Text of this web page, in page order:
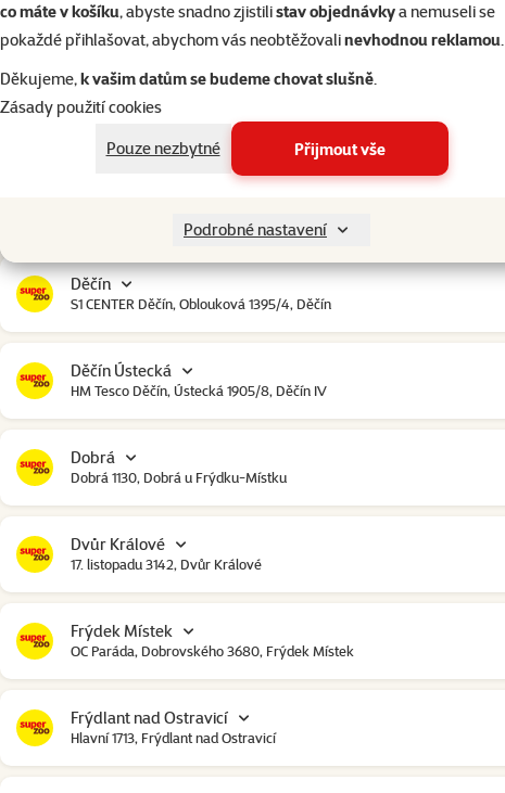
co máte v košíku, abyste snadno zjistilistav objednávkya nemuseli se
pokaždé přihlašovat, abychom vás neobtěžovalinevhodnou reklamou.
Děkujeme,k vašim datům se budeme chovat slušně.
Zásady použití cookies
Pouze nezbytné
Přijmout vše
Podrobné nastavení
Český Krumlov
Urbinská 238, Český Krumlov
Čestlice
Čestlice komerční zóna, U Makra 123, Čestlice
Děčín
S1 CENTER Děčín, Oblouková 1395/4, Děčín
Děčín Ústecká
HM Tesco Děčín, Ústecká 1905/8, Děčín IV
Dobrá
Dobrá 1130, Dobrá u Frýdku-Místku
Dvůr Králové
17. listopadu 3142, Dvůr Králové
Frýdek Místek
OC Paráda, Dobrovského 3680, Frýdek Místek
Frýdlant nad Ostravicí
Hlavní 1713, Frýdlant nad Ostravicí